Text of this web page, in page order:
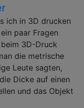
ich in 3D drucken
paar Fragen
3D-Druck
die metrische
Leute sagten,
Dicke auf einen
und das Objekt